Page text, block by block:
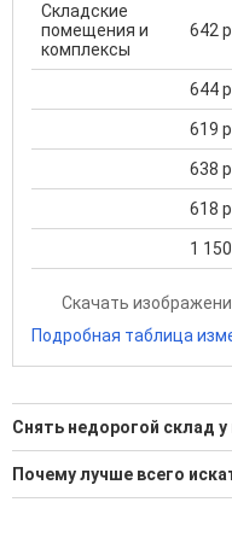
Складские
помещения и
комплексы
642
644
619
638
618
1
Скачать
Подробная таблица
Снять недорогой склад
Поможем Снять
Воспользуйтесь
Почему лучше всего